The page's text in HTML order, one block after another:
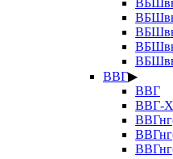
ВВГ▶
ВВГ
ВВГ-